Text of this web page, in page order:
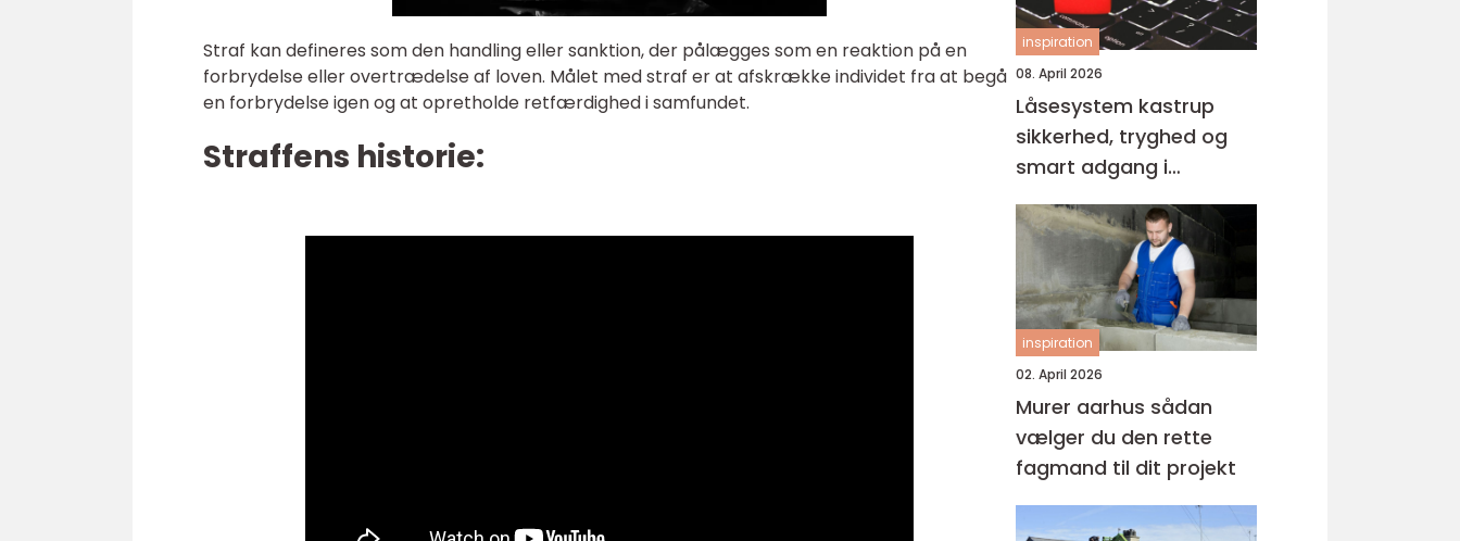
Straf kan defineres som den handling eller sanktion, der pålægges som en reaktion på en
forbrydelse eller overtrædelse af loven. Målet med straf er at afskrække individet fra at begå
en forbrydelse igen og at opretholde retfærdighed i samfundet.
Straffens historie:
inspiration
08. April 2026
Låsesystem kastrup
sikkerhed, tryghed og
smart adgang i
hverdagen
inspiration
02. April 2026
Murer aarhus sådan
vælger du den rette
fagmand til dit projekt